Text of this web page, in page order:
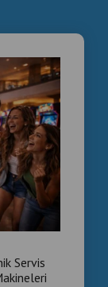
Servis